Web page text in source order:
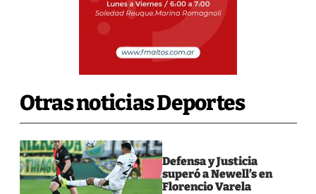
Otras noticias Deportes
Defensa y Justicia
superó a Newell’s en
Florencio Varela